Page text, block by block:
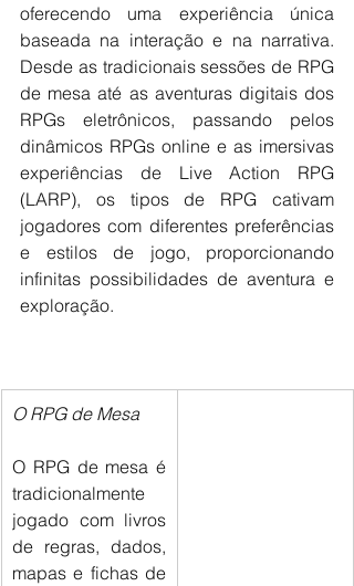
oferecendo uma experiência única
baseada na interação e na narrativa.
Desde as tradicionais sessões de RPG
de mesa até as aventuras digitais dos
RPGs eletrônicos, passando pelos
dinâmicos RPGs online e as imersivas
experiências de Live Action RPG
(LARP), os tipos de RPG cativam
jogadores com diferentes preferências
e estilos de jogo, proporcionando
infinitas possibilidades de aventura e
exploração.
O RPG de Mesa
O RPG de mesa é
tradicionalmente
jogado com livros
de regras, dados,
mapas e fichas de